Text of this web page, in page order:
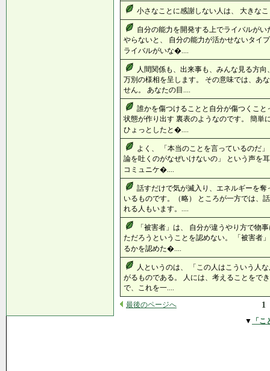
小さなことに感謝しない人は、 大きな
自分の能力を開発する上でライバルが
やらないと、 自分の能力が活かせないタイ
ライバルがいな�....
人間関係も、出来事も、みんな見る方
万別の様相を呈します。 その意味では、あ
せん。 あなたの目....
誰かを傷つけることと自分が傷つくこ
状態が作り出す 裏表のようなのです。 簡単
ひょっとしたと�....
よく、 「本当のことを言っているのだ
論を吐くのがなぜいけないの」 という声を
コミュニケ�....
話すだけで気が滅入り、エネルギーを
いるものです。（略） ところが一方では、
れる人もいます。....
「被害者」は、 自分が違うやり方で物
ただろうということを認めない。 「被害者
るかを認めた�....
人というのは、 「この人はこういう人
がるものである。 人には、考えることをで
で、これを一....
最後のページへ
1
▼ 「